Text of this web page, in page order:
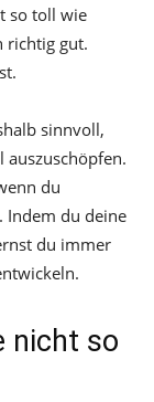
so toll wie
richtig gut.
sinnvoll,
du
Indem du deine
du immer
nicht so